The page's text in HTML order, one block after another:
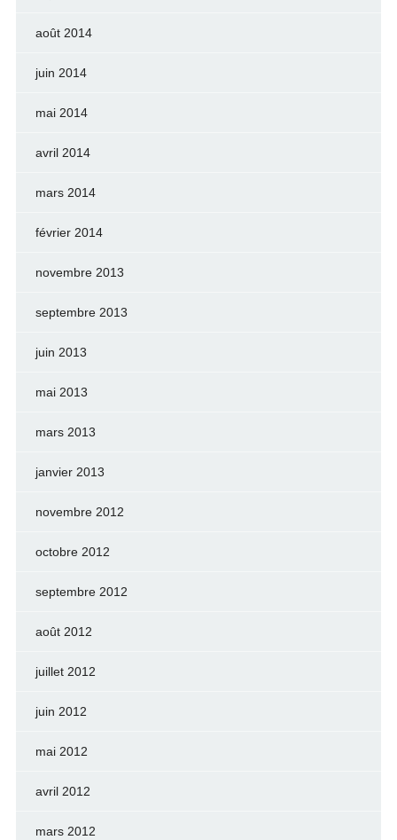
août 2014
juin 2014
mai 2014
avril 2014
mars 2014
février 2014
novembre 2013
septembre 2013
juin 2013
mai 2013
mars 2013
janvier 2013
novembre 2012
octobre 2012
septembre 2012
août 2012
juillet 2012
juin 2012
mai 2012
avril 2012
mars 2012